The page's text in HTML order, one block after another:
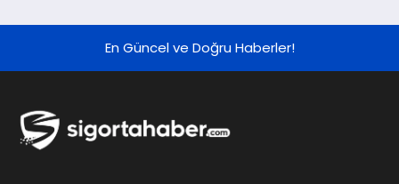
En Güncel ve Doğru Haberler!